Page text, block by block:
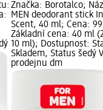
Značka: Borotalco;
MEN deodorant stick
Scent, 40 ml; Cena:
Základní cena: 40 ml
10 ml); Dostupnost:
Skladem, Status šedý
prodejnu dm